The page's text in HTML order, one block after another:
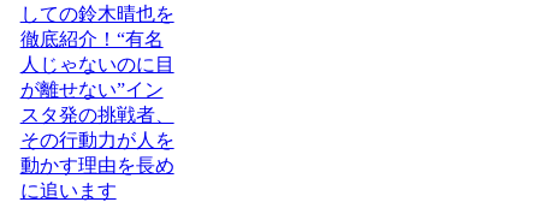
しての鈴木晴也を
徹底紹介！“有名
人じゃないのに目
が離せない”イン
スタ発の挑戦者、
その行動力が人を
動かす理由を長め
に追います